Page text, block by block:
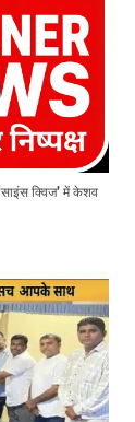
क्विज’ में केशव